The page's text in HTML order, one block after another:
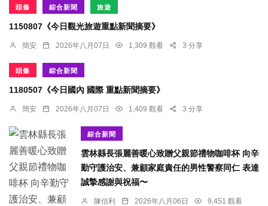
頭條 綜合新聞 旅遊
1150807《今日觀光旅遊重點新聞摘要》
簡安 2026年八月07日 1,309 觀看 3 分享
頭條 綜合新聞
1180507《今日國內 國際 重點新聞摘要》
簡安 2026年八月07日 1,409 觀看 3 分享
綜合新聞
雲林縣長張麗善暖心致贈父親節禮物咖啡杯 向辛
勤守護治安、兼顧家庭責任的男性警察同仁 表達
誠摯感謝與祝福〜
陳信利 2026年八月06日
9,451 觀看